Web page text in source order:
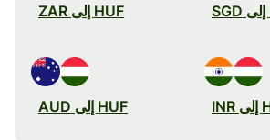
HUF إلى ZAR
HUF إلى AUD